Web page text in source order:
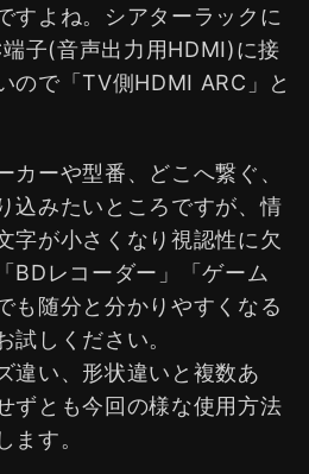
すよね。シアターラックに
子(音声出力用HDMI)に接
ので「TV側HDMI ARC」と
カーや型番、どこへ繋ぐ、
込みたいところですが、情
字が小さくなり視認性に欠
BDレコーダー」「ゲーム
も随分と分かりやすくなる
試しください。
違い、形状違いと複数あ
ずとも今回の様な使用方法
ます。